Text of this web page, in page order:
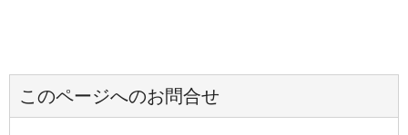
このページへのお問合せ